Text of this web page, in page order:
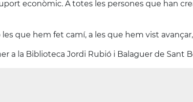
econòmic. A totes les persones que han
que hem fet camí, a les que hem vist
a la Biblioteca Jordi Rubió i Balaguer de Sant